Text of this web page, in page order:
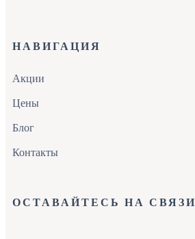
НАВИГАЦИЯ
Акции
Цены
Блог
Контакты
ОСТАВАЙТЕСЬ НА СВЯЗИ